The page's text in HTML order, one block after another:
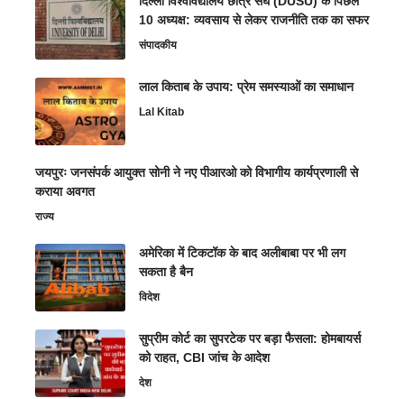
10 अध्यक्ष: व्यवसाय से लेकर राजनीति तक का सफर
संपादकीय
लाल किताब के उपाय: प्रेम समस्याओं का समाधान
Lal Kitab
जयपुरः जनसंपर्क आयुक्त सोनी ने नए पीआरओ को विभागीय कार्यप्रणाली से
कराया अवगत
राज्य
अमेरिका में टिकटॉक के बाद अलीबाबा पर भी लग
सकता है बैन
विदेश
सुप्रीम कोर्ट का सुपरटेक पर बड़ा फैसला: होमबायर्स
को राहत, CBI जांच के आदेश
देश